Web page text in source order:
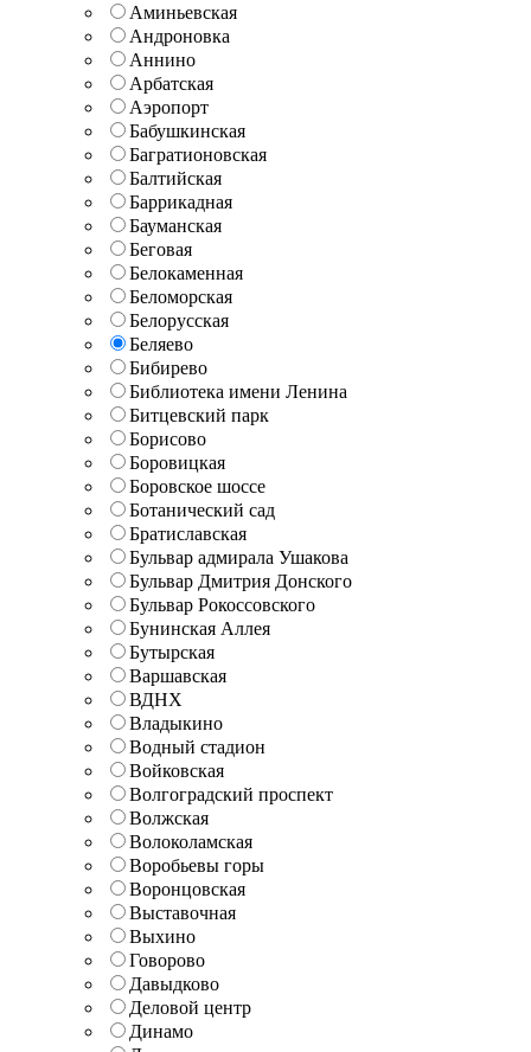
Аминьевская
Андроновка
Аннино
Арбатская
Аэропорт
Бабушкинская
Багратионовская
Балтийская
Баррикадная
Бауманская
Беговая
Белокаменная
Беломорская
Белорусская
Беляево
Бибирево
Библиотека имени Ленина
Битцевский парк
Борисово
Боровицкая
Боровское шоссе
Ботанический сад
Братиславская
Бульвар адмирала Ушакова
Бульвар Дмитрия Донского
Бульвар Рокоссовского
Бунинская Аллея
Бутырская
Варшавская
ВДНХ
Владыкино
Водный стадион
Войковская
Волгоградский проспект
Волжская
Волоколамская
Воробьевы горы
Воронцовская
Выставочная
Выхино
Говорово
Давыдково
Деловой центр
Динамо